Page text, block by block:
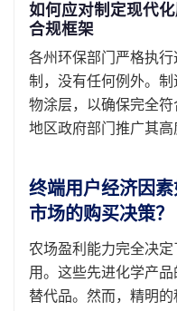
如何应对制定现代
合规框架
各州环保部门严格执
制，没有任何例外。
物涂层，以确保完全
地区政府部门推广其
终端用户经济因
市场的购买决策？
农场盈利能力完全决
用。这些先进化学产
替代品。然而，精明